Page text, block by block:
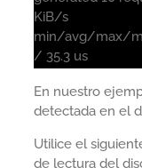
KiB/s
min/avg/max/
/ 35.3 us
En nuestro
detectada en el
Utilice el
de lectura del